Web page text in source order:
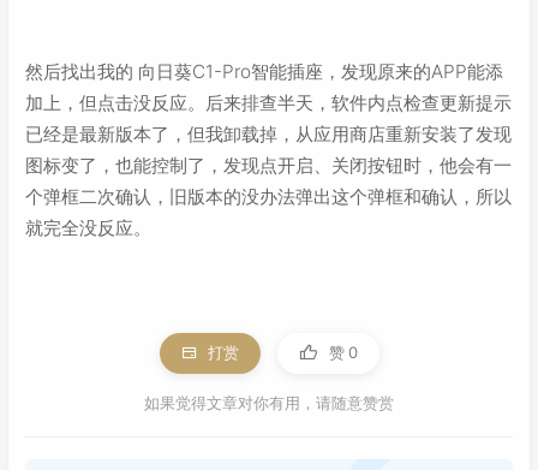
然后找出我的 向日葵C1-Pro智能插座，发现原来的APP能添
加上，但点击没反应。后来排查半天，软件内点检查更新提示
已经是最新版本了，但我卸载掉，从应用商店重新安装了发现
图标变了，也能控制了，发现点开启、关闭按钮时，他会有一
个弹框二次确认，旧版本的没办法弹出这个弹框和确认，所以
就完全没反应。
打赏 赞 0
如果觉得文章对你有用，请随意赞赏